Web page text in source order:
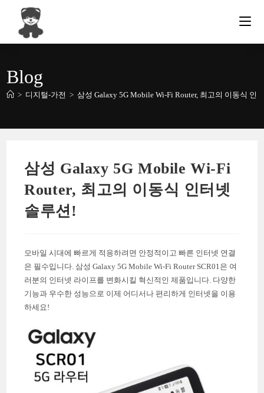
content
Blog
> 디지털-가전 > 삼성 Galaxy 5G Mobile Wi-Fi Router, 최고의 이동식 인
삼성 Galaxy 5G Mobile Wi-Fi
Router, 최고의 이동식 인터넷
솔루션!
모바일 시대에 빠르게 적응하려면 안정적이고 빠른 인터넷 연결
은 필수입니다. 삼성 Galaxy 5G Mobile Wi-Fi Router SCR01은 여
러분의 인터넷 라이프를 변화시킬 혁신적인 제품입니다. 다양한
기능과 우수한 성능으로 이제 어디서나 편리하게 인터넷을 이용
하세요!